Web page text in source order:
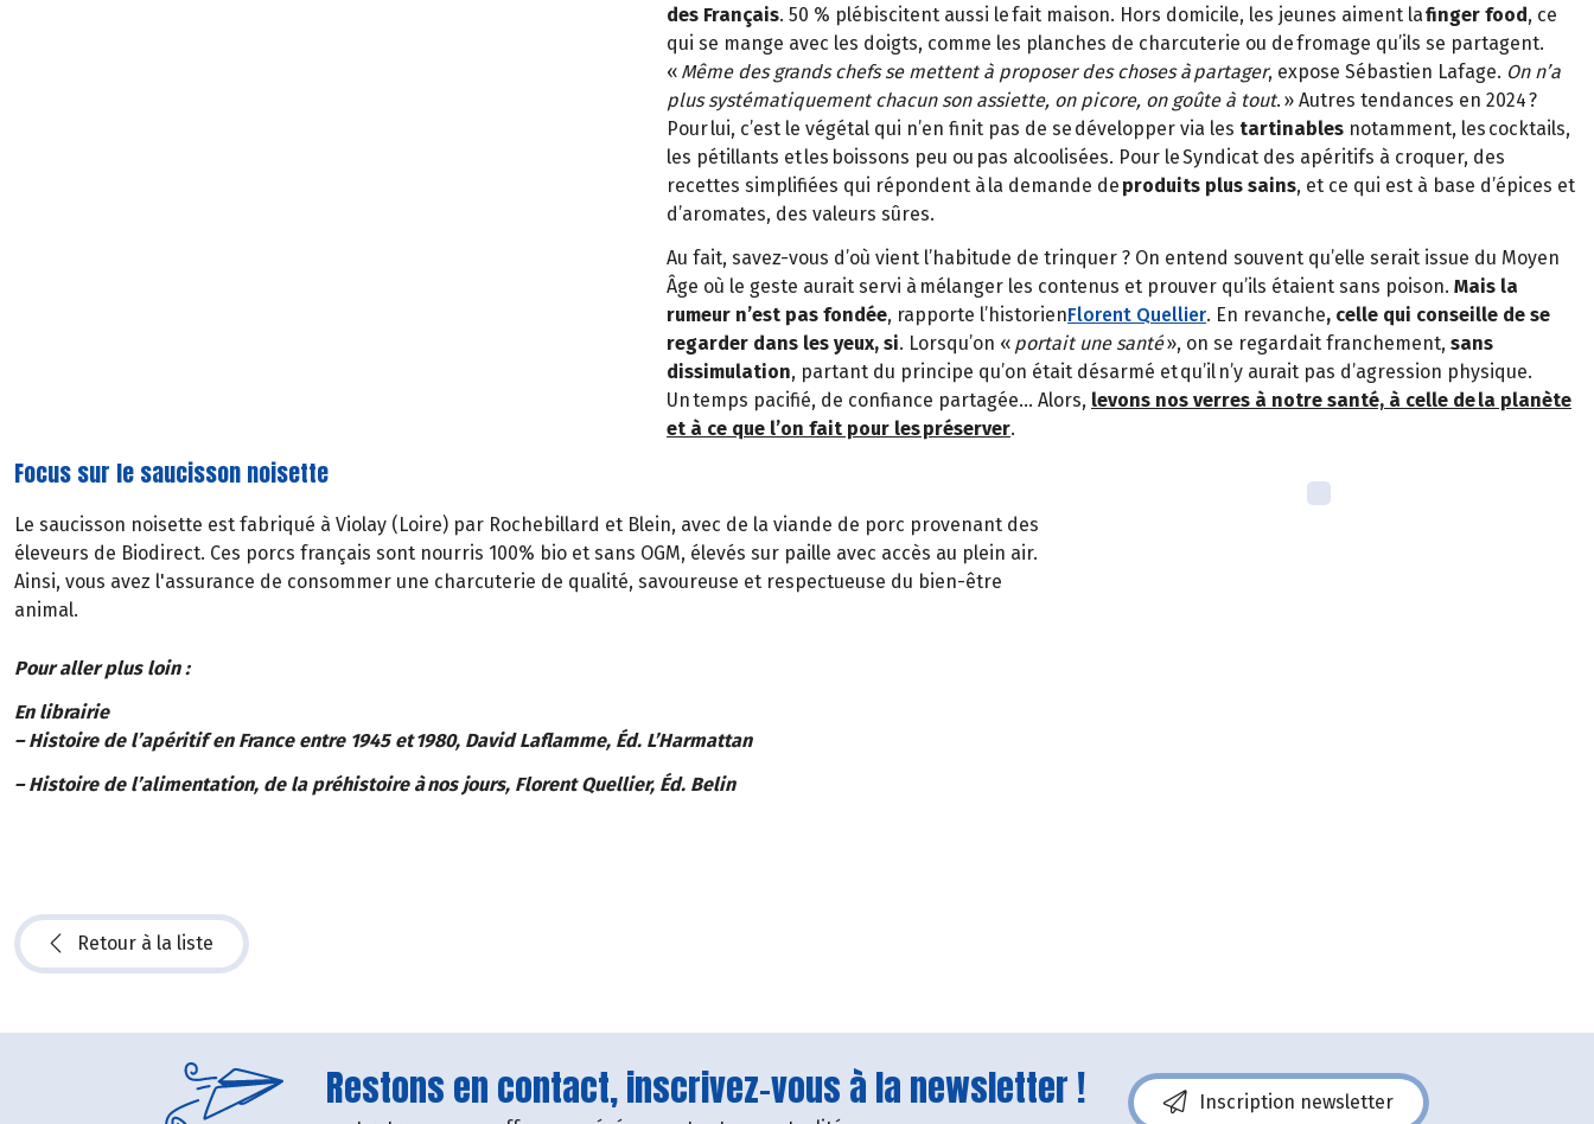
des Français. 50 % plébiscitent aussi le fait maison. Hors domicile, les jeunes aiment lafinger food , ce
qui se mange avec les doigts, comme les planches de charcuterie ou de fromage qu’ils se partagent.
« Même des grands chefs se mettent à proposer des choses à partager, expose Sébastien Lafage. On n’a
plus systématiquement chacun son assiette, on picore, on goûte à tout. » Autres tendances en 2024 ?
Pour lui, c’est le végétal qui n’en finit pas de se développer via les tartinables notamment, les cocktails,
les pétillants et les boissons peu ou pas alcoolisées. Pour le Syndicat des apéritifs à croquer, des
recettes simplifiées qui répondent à la demande de produits plus sains, et ce qui est à base d’épices et
d’aromates, des valeurs sûres.
Au fait, savez-vous d’où vient l’habitude de trinquer ? On entend souvent qu’elle serait issue du Moyen
Âge où le geste aurait servi à mélanger les contenus et prouver qu’ils étaient sans poison. Mais la
rumeur n’est pas fondée, rapporte l’historienFlorent Quellier. En revanche, celle qui conseille de se
regarder dans les yeux, si. Lorsqu’on « portait une santé», on se regardait franchement, sans
dissimulation, partant du principe qu’on était désarmé et qu’il n’y aurait pas d’agression physique.
Un temps pacifié, de confiance partagée… Alors, levons nos verres à notre santé, à celle de la planète
et à ce que l’on fait pour les préserver.
Focus sur le saucisson noisette
Le saucisson noisette est fabriqué à Violay (Loire) par Rochebillard et Blein, avec de la viande de porc provenant des
éleveurs de Biodirect. Ces porcs français sont nourris 100% bio et sans OGM, élevés sur paille avec accès au plein air.
Ainsi, vous avez l'assurance de consommer une charcuterie de qualité, savoureuse et respectueuse du bien-être
animal.
Pour aller plus loin :
En librairie
– Histoire de l’apéritif en France entre 1945 et 1980, David Laflamme, Éd. L’Harmattan
– Histoire de l’alimentation, de la préhistoire à nos jours, Florent Quellier, Éd. Belin
Retour à la liste
Restons en contact, inscrivez-vous à la newsletter ! Inscription newsletter